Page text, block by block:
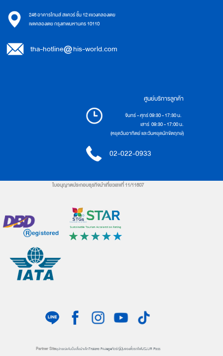
246 อาคารไทมส์ สแควร์ ชั้น 12 แขวงคลองเตย
เขตคลองเตย กรุงเทพมหานคร 10110
tha-hotline his-world.com
ศูนย์บริการลูกค้า
จันทร์ - ศุกร์ 09:30 - 17:30 น.
เสาร์ 09:30 - 17:00 น.
(หยุดวันอาทิตย์ และวันหยุดนักขัตฤกษ์)
02-022-0933
ใบอนุญาตประกอบธุรกิจนำเที่ยวเลขที่ 11/11607
Partner Siteอุปกรณ์แค้มปิ้งเสื้อผ้าเด็กThailand Privilegeทัวร์ญี่ปุ่นจองตั๋วรถไฟUSJJR Pass